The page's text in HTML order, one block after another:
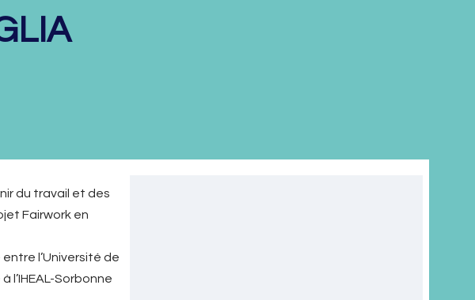
du travail et des
Fairwork en
l’Université de
l’IHEAL-Sorbonne